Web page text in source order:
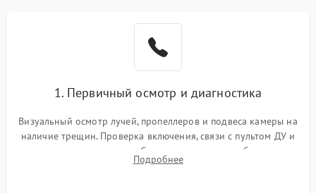
1. Первичный осмотр и диагностика
Визуальный осмотр лучей, пропеллеров и подвеса камеры на
наличие трещин. Проверка включения, связи с пультом ДУ и
передачи видеосигнала. Считывание логов ошибок через
полетное ПО для определения характера неисправности.
Подробнее